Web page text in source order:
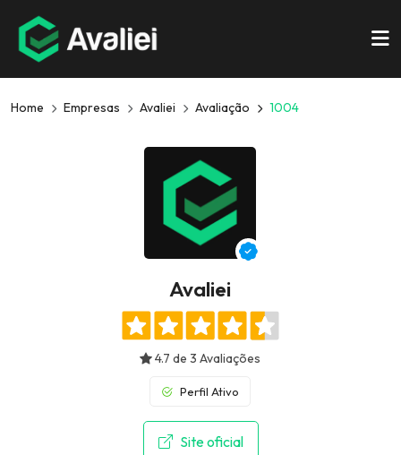
Home Empresas Avaliei Avaliação 1004
Avaliei
4.7 de 3 Avaliações
Perfil Ativo
Site oficial